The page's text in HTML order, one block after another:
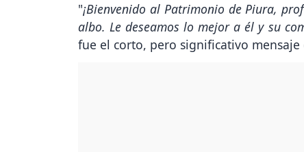
"¡Bienvenido al Patrimonio de Piura,
albo. Le deseamos lo mejor a él y su
fue el corto, pero significativo